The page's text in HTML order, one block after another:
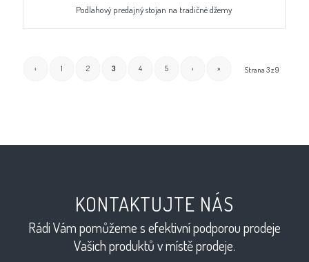
Podlahový predajný stojan na tradičné džemy
Strana 3 z 9
‹ 1 2 3 4 5 › »
KONTAKTUJTE NÁS
Rádi Vám pomůžeme s efektivní podporou prodeje
Vašich produktů v místě prodeje.